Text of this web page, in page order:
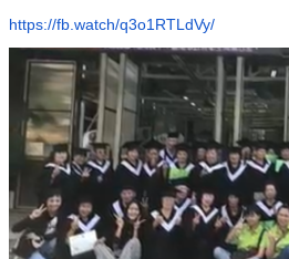
https://fb.watch/q3o1RTLdVy/